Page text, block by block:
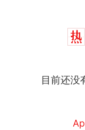
目前还没